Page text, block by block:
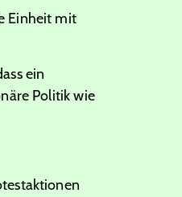
Einheit mit
ein
Politik wie